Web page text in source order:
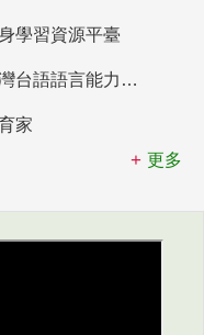
學習資源平臺
臺灣台語語言能力認證網站
家
更多